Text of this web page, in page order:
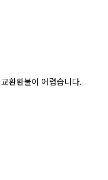
환환불이 어렵습니다.